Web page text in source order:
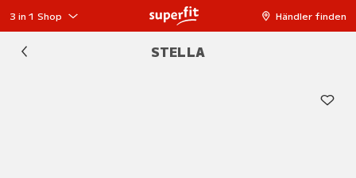
3 in 1 Shop Händler finden
STELLA